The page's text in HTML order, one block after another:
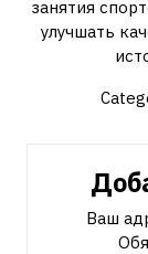
занятия
улучшать
Ваш